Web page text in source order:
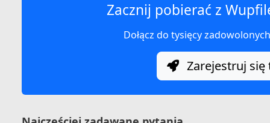
Zacznij pobierać z
Dołącz do tysięcy
Zarejestruj się